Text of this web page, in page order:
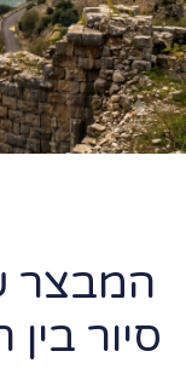
המבצר
סיור